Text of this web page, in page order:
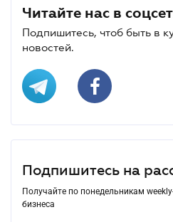
Читайте нас в
Подпишитесь, чтоб быть в
новостей.
Подпишитесь на
Получайте по понедельникам
бизнеса